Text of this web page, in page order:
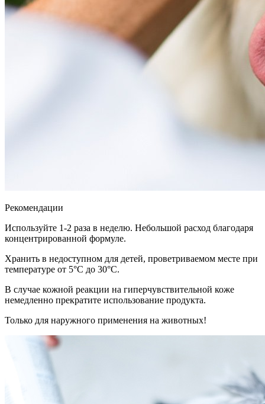
Рекомендации
Используйте 1-2 раза в неделю. Небольшой расход благодаря
концентрированной формуле.
Хранить в недоступном для детей, проветриваемом месте при
температуре от 5°C до 30°C.
В случае кожной реакции на гиперчувствительной коже
немедленно прекратите использование продукта.
Только для наружного применения на животных!